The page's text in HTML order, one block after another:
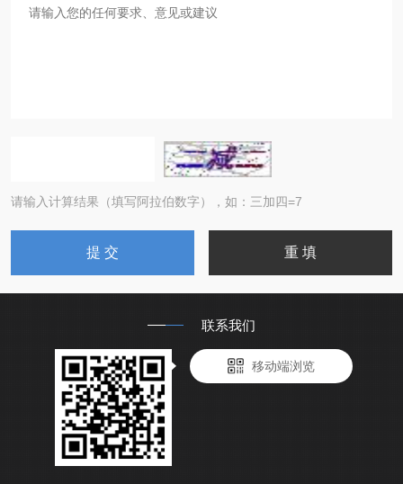
请输入计算结果（填写阿拉伯数字），如：三加四=7
联系我们
移动端浏览